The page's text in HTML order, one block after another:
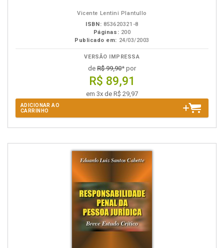
Vicente Lentini Plantullo
ISBN: 853620321-8
Páginas: 200
Publicado em: 24/03/2003
VERSÃO IMPRESSA
de R$ 99,90* por
R$ 89,91
em 3x de R$ 29,97
ADICIONAR AO
CARRINHO